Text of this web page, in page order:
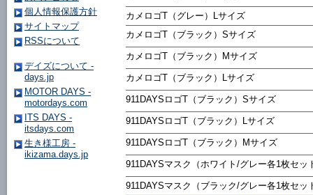
カメロゴT（グレー）Lサイズ
カメロゴT（ブラック）Sサイズ
カメロゴT（ブラック）Mサイズ
カメロゴT（ブラック）Lサイズ
911DAYSロゴT（ブラック）Sサイズ
911DAYSロゴT（ブラック）Lサイズ
911DAYSロゴT（ブラック）Mサイズ
911DAYSマスク（ホワイト/グレー各1枚セッ
911DAYSマスク（ブラック/グレー各1枚セッ
個人情報保護方針
サイトマップ
RSSについて
デイズについて -
days.jp
MOTOR DAYS -
motordays.com
ITS DAYS -
itsdays.com
生き様工房 -
ikizama.days.jp